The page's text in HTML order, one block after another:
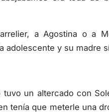
a Agostina o a
y su madre
un altercado con
tenía que meterle una